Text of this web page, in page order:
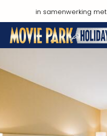
in samenwerking met